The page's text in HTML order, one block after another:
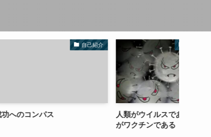
コロナウイルス
人類がウイルスであり、ウイルス
がワクチンである